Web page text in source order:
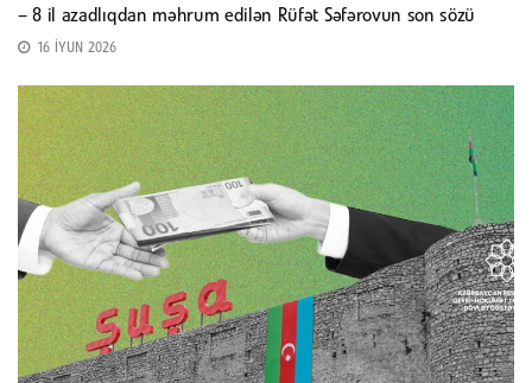
– 8 il azadlıqdan məhrum edilən Rüfət Səfərovun son sözü
16 İYUN 2026